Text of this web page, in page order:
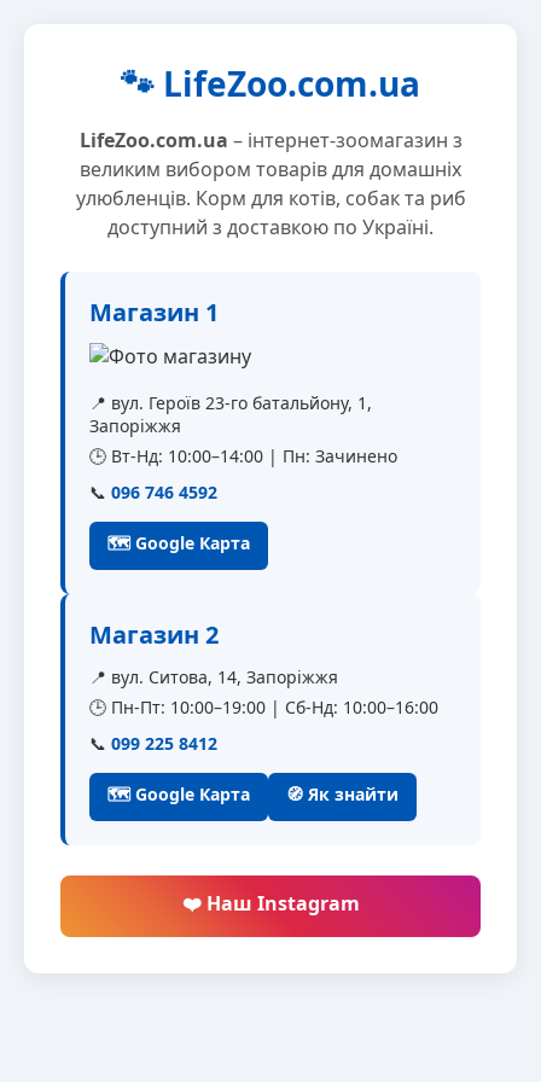
🐾 LifeZoo.com.ua
LifeZoo.com.ua – інтернет-зоомагазин з
великим вибором товарів для домашніх
улюбленців. Корм для котів, собак та риб
доступний з доставкою по Україні.
Магазин 1
📍 вул. Героїв 23-го батальйону, 1,
Запоріжжя
🕒 Вт-Нд: 10:00–14:00 | Пн: Зачинено
📞 096 746 4592
🗺 Google Карта
Магазин 2
📍 вул. Ситова, 14, Запоріжжя
🕒 Пн-Пт: 10:00–19:00 | Сб-Нд: 10:00–16:00
📞 099 225 8412
🗺 Google Карта 🧭 Як знайти
❤️ Наш Instagram